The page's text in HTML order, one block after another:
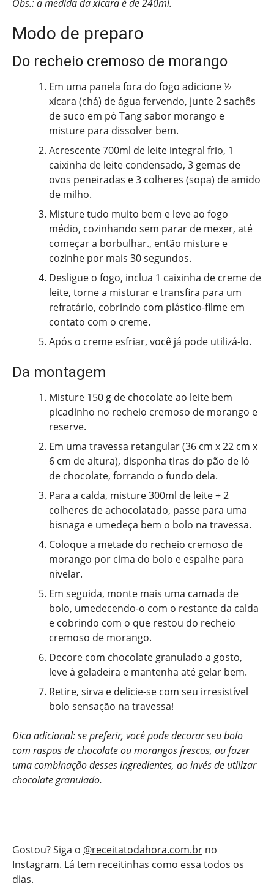
Obs.: a medida da xícara é de 240ml.
Modo de preparo
Do recheio cremoso de morango
Em uma panela fora do fogo adicione ½
xícara (chá) de água fervendo, junte 2 sachês
de suco em pó Tang sabor morango e
misture para dissolver bem.
Acrescente 700ml de leite integral frio, 1
caixinha de leite condensado, 3 gemas de
ovos peneiradas e 3 colheres (sopa) de amido
de milho.
Misture tudo muito bem e leve ao fogo
médio, cozinhando sem parar de mexer, até
começar a borbulhar., então misture e
cozinhe por mais 30 segundos.
Desligue o fogo, inclua 1 caixinha de creme de
leite, torne a misturar e transfira para um
refratário, cobrindo com plástico-filme em
contato com o creme.
Após o creme esfriar, você já pode utilizá-lo.
Da montagem
Misture 150 g de chocolate ao leite bem
picadinho no recheio cremoso de morango e
reserve.
Em uma travessa retangular (36 cm x 22 cm x
6 cm de altura), disponha tiras do pão de ló
de chocolate, forrando o fundo dela.
Para a calda, misture 300ml de leite + 2
colheres de achocolatado, passe para uma
bisnaga e umedeça bem o bolo na travessa.
Coloque a metade do recheio cremoso de
morango por cima do bolo e espalhe para
nivelar.
Em seguida, monte mais uma camada de
bolo, umedecendo-o com o restante da calda
e cobrindo com o que restou do recheio
cremoso de morango.
Decore com chocolate granulado a gosto,
leve à geladeira e mantenha até gelar bem.
Retire, sirva e delicie-se com seu irresistível
bolo sensação na travessa!
Dica adicional: se preferir, você pode decorar seu bolo
com raspas de chocolate ou morangos frescos, ou fazer
uma combinação desses ingredientes, ao invés de utilizar
chocolate granulado.
Gostou? Siga o @receitatodahora.com.br no
Instagram. Lá tem receitinhas como essa todos os
dias.